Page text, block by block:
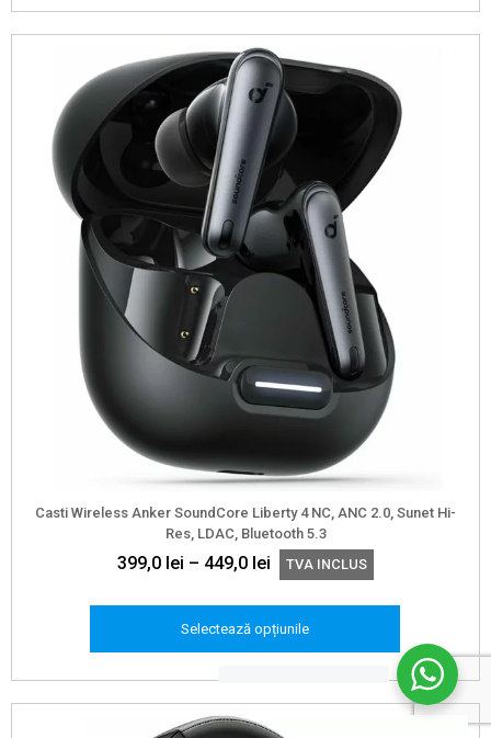
Casti Wireless Anker SoundCore Liberty 4 NC, ANC 2.0, Sunet Hi-
Res, LDAC, Bluetooth 5.3
399,0 lei – 449,0 lei Interval
de
399,0 lei
TVA INCLUS
Selectează opțiunile
Acest
produs